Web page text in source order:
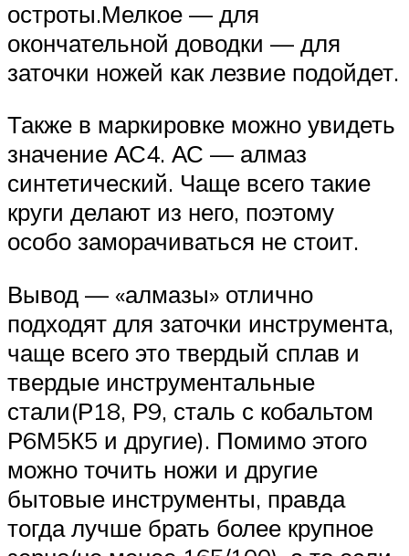
остроты.Мелкое — для
окончательной доводки — для
заточки ножей как лезвие подойдет.
Также в маркировке можно увидеть
значение АС4. АС — алмаз
синтетический. Чаще всего такие
круги делают из него, поэтому
особо заморачиваться не стоит.
Вывод — «алмазы» отлично
подходят для заточки инструмента,
чаще всего это твердый сплав и
твердые инструментальные
стали(Р18, Р9, сталь с кобальтом
Р6М5К5 и другие). Помимо этого
можно точить ножи и другие
бытовые инструменты, правда
тогда лучше брать более крупное